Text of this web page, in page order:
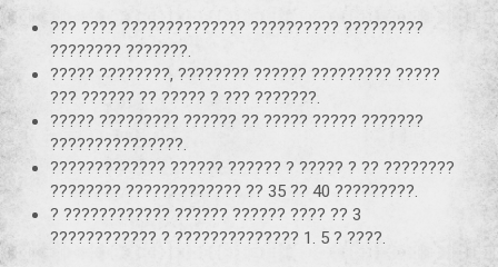
??? ???? ?????????????? ?????????? ?????????
???????? ???????.
????? ????????, ???????? ?????? ????????? ?????
??? ?????? ?? ????? ? ??? ???????.
????? ????????? ?????? ?? ????? ????? ???????
???????????????.
????????????? ?????? ?????? ? ????? ? ?? ????????
???????? ????????????? ?? 35 ?? 40 ?????????.
? ???????????? ?????? ?????? ???? ?? 3
???????????? ? ?????????????? 1. 5 ? ????.